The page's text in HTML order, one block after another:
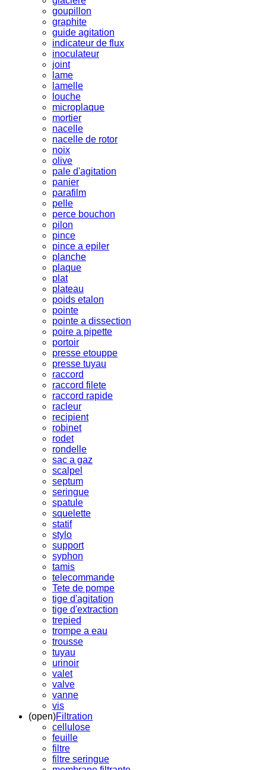
goupillon
graphite
guide agitation
indicateur de flux
inoculateur
joint
lame
lamelle
louche
microplaque
mortier
nacelle
nacelle de rotor
noix
olive
pale d'agitation
panier
parafilm
pelle
perce bouchon
pilon
pince
pince a epiler
planche
plaque
plat
plateau
poids etalon
pointe
pointe a dissection
poire a pipette
portoir
presse etouppe
presse tuyau
raccord
raccord filete
raccord rapide
racleur
recipient
robinet
rodet
rondelle
sac a gaz
scalpel
septum
seringue
spatule
squelette
statif
stylo
support
syphon
tamis
telecommande
Tete de pompe
tige d'agitation
tige d'extraction
trepied
trompe a eau
trousse
tuyau
urinoir
valet
valve
vanne
vis
(open)Filtration
cellulose
feuille
filtre
filtre seringue